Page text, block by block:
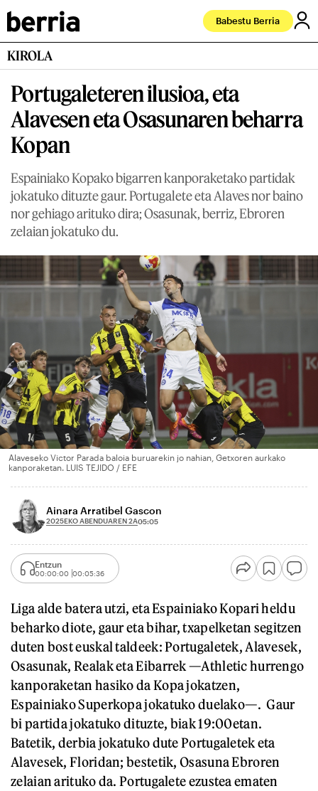
Babestu Berria
KIROLA
Portugaleteren ilusioa, eta
Alavesen eta Osasunaren beharra
Kopan
Espainiako Kopako bigarren kanporaketako partidak
jokatuko dituzte gaur. Portugalete eta Alaves nor baino
nor gehiago arituko dira; Osasunak, berriz, Ebroren
zelaian jokatuko du.
Alaveseko Victor Parada baloia buruarekin jo nahian, Getxoren aurkako
kanporaketan. LUIS TEJIDO / EFE
Ainara Arratibel Gascon
2025EKO ABENDUAREN 2A05:05
Entzun
00:00:00 00:05:36
Liga alde batera utzi, eta Espainiako Kopari heldu
beharko diote, gaur eta bihar, txapelketan segitzen
duten bost euskal taldeek: Portugaletek, Alavesek,
Osasunak, Realak eta Eibarrek —Athletic hurrengo
kanporaketan hasiko da Kopa jokatzen,
Espainiako Superkopa jokatuko duelako—. Gaur
bi partida jokatuko dituzte, biak 19:00etan.
Batetik, derbia jokatuko dute Portugaletek eta
Alavesek, Floridan; bestetik, Osasuna Ebroren
zelaian arituko da. Portugalete ezustea ematen